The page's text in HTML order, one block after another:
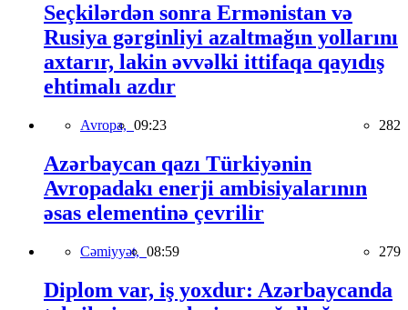
Seçkilərdən sonra Ermənistan və
Rusiya gərginliyi azaltmağın yollarını
axtarır, lakin əvvəlki ittifaqa qayıdış
ehtimalı azdır
Avropa, 09:23 282
Azərbaycan qazı Türkiyənin
Avropadakı enerji ambisiyalarının
əsas elementinə çevrilir
Cəmiyyət, 08:59 279
Diplom var, iş yoxdur: Azərbaycanda